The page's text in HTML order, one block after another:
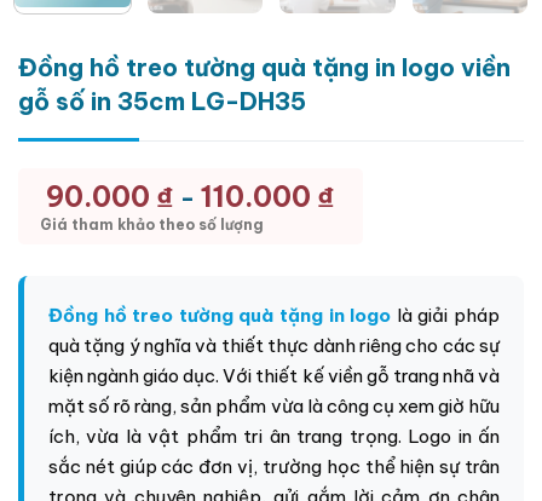
Đồng hồ treo tường quà tặng in logo viền
gỗ số in 35cm LG-DH35
90.000 ₫ - 110.000 ₫
Giá tham khảo theo số lượng
Đồng hồ treo tường quà tặng in logo là giải pháp
quà tặng ý nghĩa và thiết thực dành riêng cho các sự
kiện ngành giáo dục. Với thiết kế viền gỗ trang nhã và
mặt số rõ ràng, sản phẩm vừa là công cụ xem giờ hữu
ích, vừa là vật phẩm tri ân trang trọng. Logo in ấn
sắc nét giúp các đơn vị, trường học thể hiện sự trân
trọng và chuyên nghiệp, gửi gắm lời cảm ơn chân